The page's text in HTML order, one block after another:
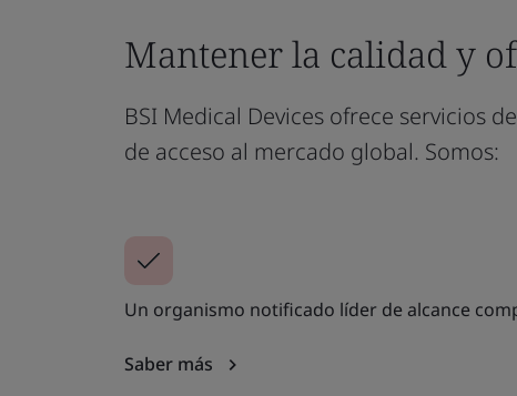
Mantener la calidad y
BSI Medical Devices ofrece servicios
de acceso al mercado global. Somos:
Un organismo notificado líder de alcance
Saber más